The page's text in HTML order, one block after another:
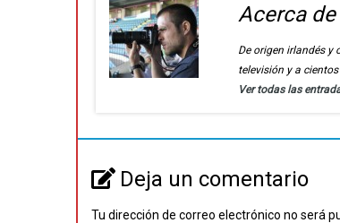
Acerca de
De origen irlandés y
televisión y a
Ver todas las
Deja un comentario
Tu dirección de correo electrónico no será